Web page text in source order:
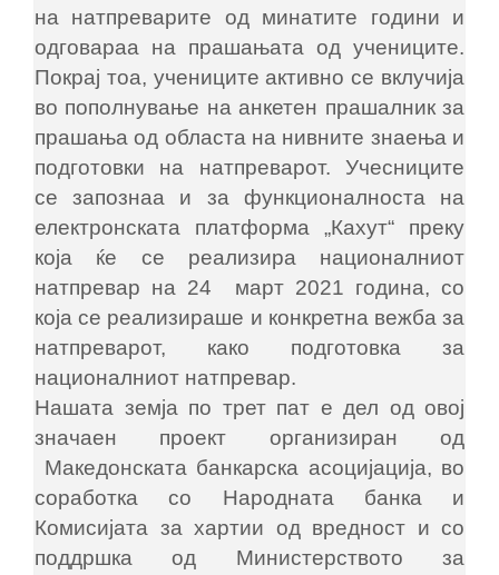
на натпреварите од минатите години и
одговараа на прашањата од учениците.
Покрај тоа, учениците активно се вклучија
во пополнување на анкетен прашалник за
прашања од областа на нивните знаења и
подготовки на натпреварот. Учесниците
се запознаа и за функционалноста на
електронската платформа „Кахут“ преку
која ќе се реализира националниот
натпревар на 24 март 2021 година, со
која се реализираше и конкретна вежба за
натпреварот, како подготовка за
националниот натпревар.
Нашата земја по трет пат е дел од овој
значаен проект организиран од
Македонската банкарска асоцијација, во
соработка со Народната банка и
Комисијата за хартии од вредност и со
поддршка од Министерството за